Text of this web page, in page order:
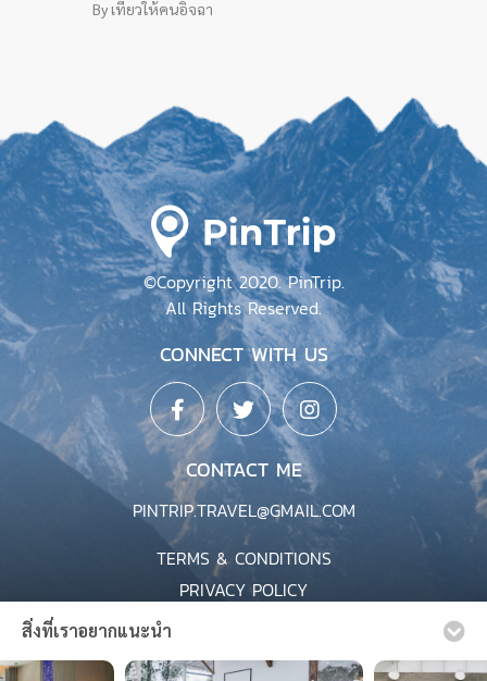
ปทุมธานี : ไทย
At Mee Sapan @บ่อเกลือ น่านนคร ที่พักที่
สวยงาม เงียบสงบ และรายล้อมไปด้วย
ธรรมชาติ
น่าน : ไทย
By เที่ยวให้คนอิจฉา
สิ่งที่เราอยากแนะนำ
เรามีความจำเป็นต้องใช้คุกกี้ในการเก็บข้อมูลการใช้งานเว็บไซต์
ของท่านเพื่อเพิ่มประสบการณ์ใช้งานที่ดีและตรงตามความ